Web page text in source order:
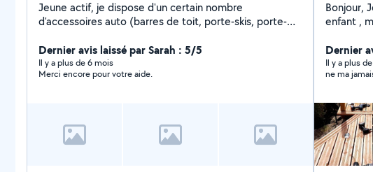
Jeune actif, je dispose d'un certain nombre
d'accessoires auto (barres de toit, porte-skis, porte-
votre disposition pour un ou plusieurs jours ! Egalement
disponible pour la tonte de votre pelouse sur
Remiremont, ainsi que pour des cours particuliers dans
Dernier avis laissé par Sarah : 5/5
Il y a plus de 6 mois
Merci encore pour votre aide.
Bonjour,
enfant ,
Dernier
Il y a plus
ne ma